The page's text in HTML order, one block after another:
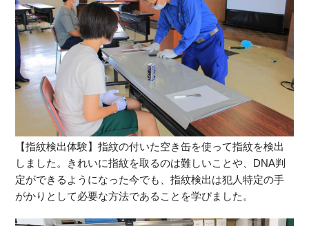
【指紋検出体験】指紋の付いた空き缶を使って指紋を検出
しました。きれいに指紋を取るのは難しいことや、DNA判
定ができるようになった今でも、指紋検出は犯人特定の手
がかりとして必要な方法であることを学びました。